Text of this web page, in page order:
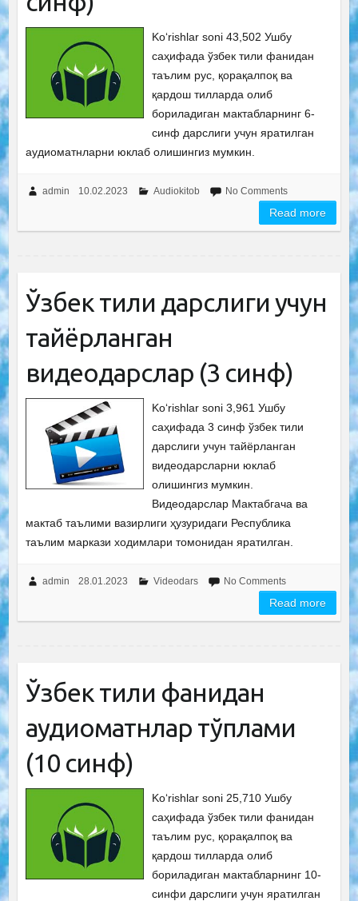
Ko‘rishlar soni 43,502 Ушбу
саҳифада ўзбек тили фанидан
таълим рус, қорақалпоқ ва
қардош тилларда олиб
бориладиган мактабларнинг 6-
синф дарслиги учун яратилган
аудиоматнларни юклаб олишингиз мумкин.
admin 10.02.2023 Audiokitob No Comments
Read more
Ўзбек тили дарслиги учун
тайёрланган
видеодарслар (3 синф)
Ko‘rishlar soni 3,961 Ушбу
саҳифада 3 синф ўзбек тили
дарслиги учун тайёрланган
видеодарсларни юклаб
олишингиз мумкин.
Видеодарслар Мактабгача ва
мактаб таълими вазирлиги ҳузуридаги Республика
таълим маркази ходимлари томонидан яратилган.
admin 28.01.2023 Videodars No Comments
Read more
Ўзбек тили фанидан
аудиоматнлар тўплами
(10 синф)
Ko‘rishlar soni 25,710 Ушбу
саҳифада ўзбек тили фанидан
таълим рус, қорақалпоқ ва
қардош тилларда олиб
бориладиган мактабларнинг 10-
синфи дарслиги учун яратилган